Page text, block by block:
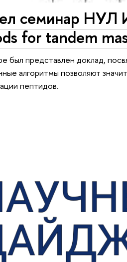
семинар НУЛ
for tandem
был представлен доклад,
алгоритмы позволяют
пептидов.